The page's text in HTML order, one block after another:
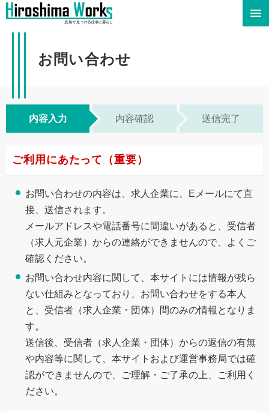
お問い合わせ
内容入力 内容確認 送信完了
ご利用にあたって（重要）
お問い合わせの内容は、求人企業に、Eメールにて直
接、送信されます。
メールアドレスや電話番号に間違いがあると、受信者
（求人元企業）からの連絡ができませんので、よくご
確認ください。
お問い合わせ内容に関して、本サイトには情報が残ら
ない仕組みとなっており、お問い合わせをする本人
と、受信者（求人企業・団体）間のみの情報となりま
す。
送信後、受信者（求人企業・団体）からの返信の有無
や内容等に関して、本サイトおよび運営事務局では確
認ができませんので、ご理解・ご了承の上、ご利用く
ださい。